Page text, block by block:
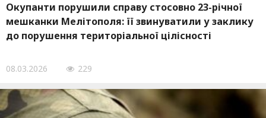
Окупанти порушили справу стосовно 23-річної
мешканки Мелітополя: її звинуватили у заклику
до порушення територіальної цілісності
08.03.2026 229